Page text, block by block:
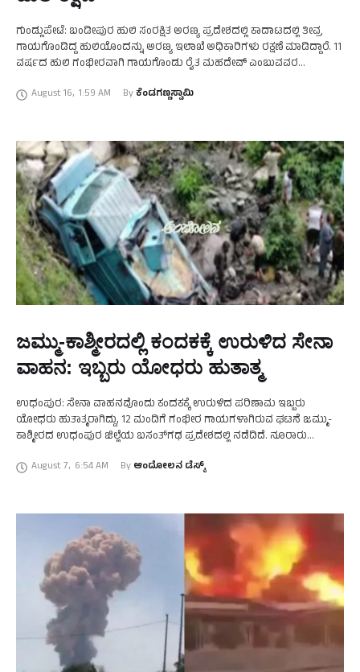
ಗುಂಡ್ಲುಪೇಟೆ: ಬಂಡೀಪುರ ಹುಲಿ ಸಂರಕ್ಷಿತ ಅರಣ್ಯ ಪ್ರದೇಶದಲ್ಲಿ ಕಾದಾಟದಲ್ಲಿ ತೀವ್ರ
ಗಾಯಗೊಂಡಿದ್ದ ಹುಲಿಯೊಂದನ್ನು ಅರಣ್ಯ ಇಲಾಖೆ ಅಧಿಕಾರಿಗಳು ರಕ್ಷಣೆ ಮಾಡಿದ್ದಾರೆ. 11
ವರ್ಷದ ಹುಲಿ ಗಂಭೀರವಾಗಿ ಗಾಯಗೊಂಡು ರೈತ ಮಹದೇವ್‌ ಎಂಬುವವರ
August 16, 1:59 AM By ಕೆಂಡಗಣ್ಣಸ್ವಾಮಿ
ಜಮ್ಮು-ಕಾಶ್ಮೀರದಲ್ಲಿ ಕಂದಕಕ್ಕೆ ಉರುಳಿದ ಸೇನಾ
ವಾಹನ: ಇಬ್ಬರು ಯೋಧರು ಹುತಾತ್ಮ
ಉಧಂಪುರ: ಸೇನಾ ವಾಹನವೊಂದು ಕಂದಕಕ್ಕೆ ಉರುಳಿದ ಪರಿಣಾಮ ಇಬ್ಬರು
ಯೋಧರು ಹುತಾತ್ಮರಾಗಿದ್ದು, 12 ಮಂದಿಗೆ ಗಂಭೀರ ಗಾಯಗಳಾಗಿರುವ ಘಟನೆ ಜಮ್ಮು-
ಕಾಶ್ಮೀರದ ಉಧಂಪುರ ಜಿಲ್ಲೆಯ ಬಸಂತ್‌ಗಢ ಪ್ರದೇಶದಲ್ಲಿ ನಡೆದಿದೆ. ನೂರಾರು
ರಕ್ಷಣಾ …
August 7, 6:54 AM By ಆಂದೋಲನ ಡೆಸ್ಕ್